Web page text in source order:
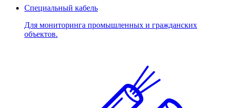
Специальный кабель
Для мониторинга промышленных и гражданских
объектов.